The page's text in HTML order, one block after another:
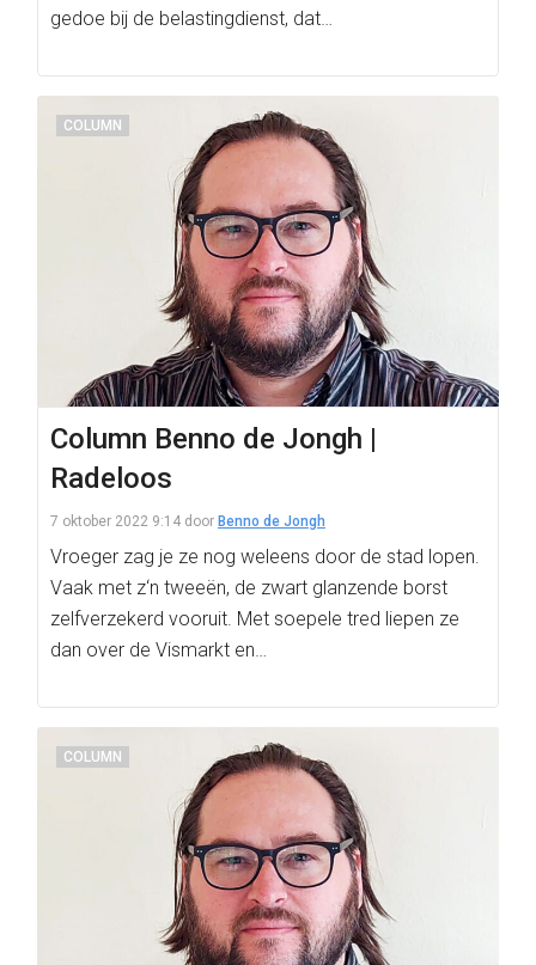
gedoe bij de belastingdienst, dat…
COLUMN
Column Benno de Jongh |
Radeloos
7 oktober 2022 9:14 door Benno de Jongh
Vroeger zag je ze nog weleens door de stad lopen.
Vaak met z‘n tweeën, de zwart glanzende borst
zelfverzekerd vooruit. Met soepele tred liepen ze
dan over de Vismarkt en…
COLUMN